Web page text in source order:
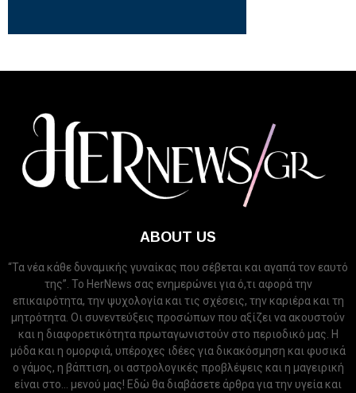
ABOUT US
“Τα νέα κάθε δυναμικής γυναίκας που σέβεται και αγαπά τον εαυτό
της”. Το HerNews σας ενημερώνει για ό,τι αφορά την
επικαιρότητα, την ψυχολογία και τις σχέσεις, την καριέρα και τη
μητρότητα. Οι συνεντεύξεις προσώπων που αξίζει να ακουστούν
και η διαφορετικότητα πρωταγωνιστούν στο περιοδικό μας. Η
μόδα και η ομορφιά, υπέροχες ιδέες για δικακόσμηση και φυσικά
ο γάμος, η βάπτιση, οι αστρολογικές προβλέψεις και η μαγειρική
είναι στο... μενού μας! Εδώ θα διαβάσετε άρθρα για την υγεία και